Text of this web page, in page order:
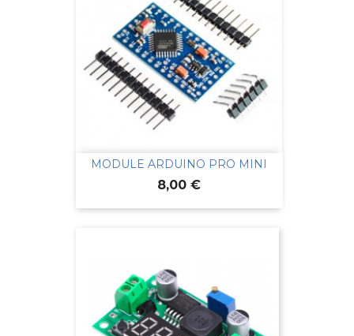
MODULE ARDUINO PRO MINI
Prix
8,00 €